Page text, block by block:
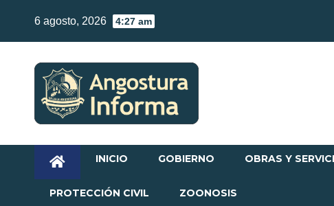
content
6 agosto, 2026 4:27 am
INICIO GOBIERNO OBRAS Y
PROTECCIÓN CIVIL ZOONOSIS